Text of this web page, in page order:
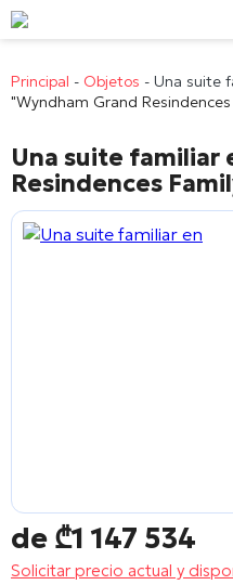
Principal - Objetos - Una suite
"Wyndham Grand
Una suite familiar
Resindences
de ₾1 147 534
Solicitar precio actual y